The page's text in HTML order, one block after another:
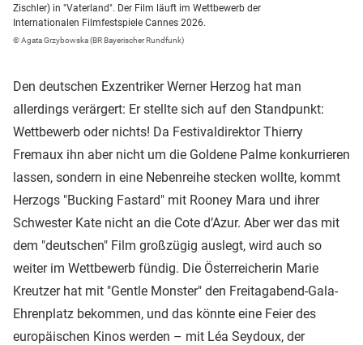
Zischler) in "Vaterland". Der Film läuft im Wettbewerb der
Internationalen Filmfestspiele Cannes 2026.
© Agata Grzybowska (BR Bayerischer Rundfunk)
Den deutschen Exzentriker Werner Herzog hat man
allerdings verärgert: Er stellte sich auf den Standpunkt:
Wettbewerb oder nichts! Da Festivaldirektor Thierry
Fremaux ihn aber nicht um die Goldene Palme konkurrieren
lassen, sondern in eine Nebenreihe stecken wollte, kommt
Herzogs "Bucking Fastard" mit Rooney Mara und ihrer
Schwester Kate nicht an die Cote d’Azur. Aber wer das mit
dem "deutschen" Film großzügig auslegt, wird auch so
weiter im Wettbewerb fündig. Die Österreicherin Marie
Kreutzer hat mit "Gentle Monster" den Freitagabend-Gala-
Ehrenplatz bekommen, und das könnte eine Feier des
europäischen Kinos werden – mit Léa Seydoux, der